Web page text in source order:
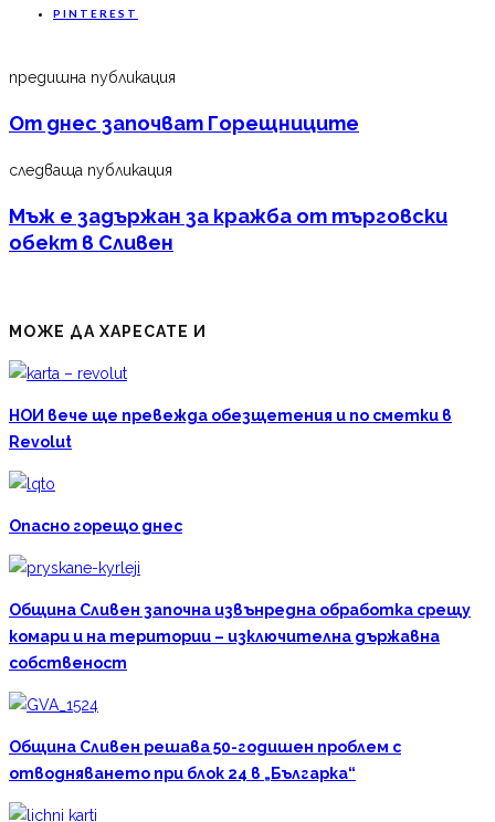
PINTEREST
предишна публикация
От днес започват Горещниците
следваща публикация
Мъж е задържан за кражба от търговски
обект в Сливен
МОЖЕ ДА ХАРЕСАТЕ И
НОИ вече ще превежда обезщетения и по сметки в
Revolut
Опасно горещо днес
Община Сливен започна извънредна обработка срещу
комари и на територии – изключителна държавна
собственост
Община Сливен решава 50-годишен проблем с
отводняването при блок 24 в „Българка“